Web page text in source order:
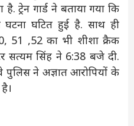
ट्रेन गार्ड ने बताया गया कि
घटित हुई है. साथ ही
51 ,52 का भी शीशा क्रैक
सत्यम सिंह ने 6:38 बजे दी.
ने अज्ञात आरोपियों के